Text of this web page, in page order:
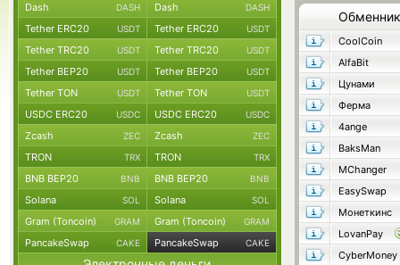
Обменник
CoolCoin
AlfaBit
Цунами
Ферма
4ange
BaksMan
MChanger
EasySwap
Монеткинс
LovanPay
CyberMoney
Dash DASH Dash DASH
Tether ERC20 USDT Tether ERC20 USDT
Tether TRC20 USDT Tether TRC20 USDT
Tether BEP20 USDT Tether BEP20 USDT
Tether TON USDT Tether TON USDT
USDC ERC20 USDC USDC ERC20 USDC
Zcash ZEC Zcash ZEC
TRON TRX TRON TRX
BNB BEP20 BNB BNB BEP20 BNB
Solana SOL Solana SOL
Gram (Toncoin) GRAM Gram (Toncoin) GRAM
PancakeSwap CAKE PancakeSwap CAKE